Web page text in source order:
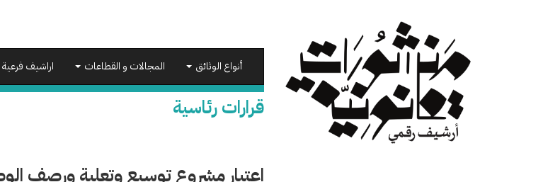
أنواع الوثائق المجالات و القطاعات اراشيف فرعية
قرارات رئاسية
اعتبار مشروع توسيع وتعلية ورصف